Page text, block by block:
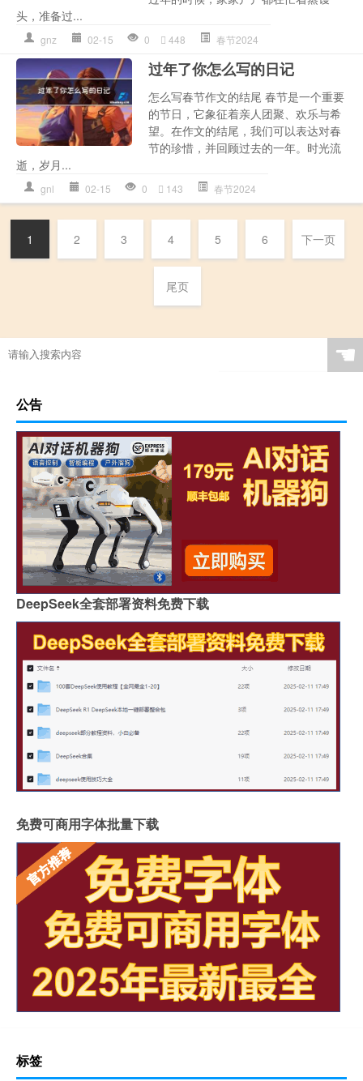
头，准备过...
gnz 02-15 0 448 春节2024
过年了你怎么写的日记
怎么写春节作文的结尾 春节是一个重要
的节日，它象征着亲人团聚、欢乐与希
望。在作文的结尾，我们可以表达对春
节的珍惜，并回顾过去的一年。时光流
逝，岁月...
gnl 02-15 0 143 春节2024
1 2 3 4 5 6 下一页
尾页
☚
公告
DeepSeek全套部署资料免费下载
免费可商用字体批量下载
标签